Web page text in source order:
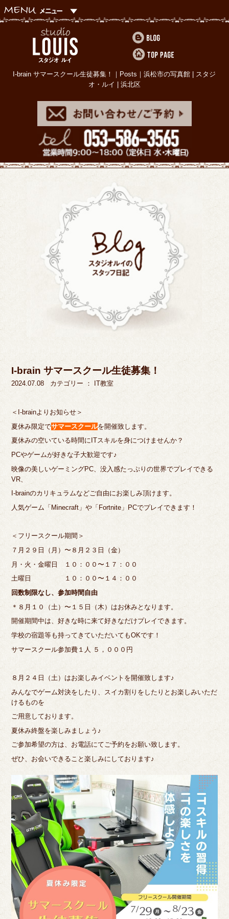
I-brain サマースクール生徒募集！｜Posts｜浜松市の写真館 | スタジ
オ・ルイ | 浜北区
I-brain サマースクール生徒募集！
2024.07.08 カテゴリー ： IT教室
＜I-brainよりお知らせ＞
夏休み限定でサマースクールを開催致します。
夏休みの空いている時間にITスキルを身につけませんか？
PCやゲームが好きな子大歓迎です♪
映像の美しいゲーミングPC、没入感たっぷりの世界でプレイできる
VR、
I-brainのカリキュラムなどご自由にお楽しみ頂けます。
人気ゲーム「Minecraft」や「Fortnite」PCでプレイできます！
＜フリースクール期間＞
７月２９日（月）〜８月２３日（金）
月・火・金曜日 １０：００〜１７：００
土曜日 １０：００〜１４：００
回数制限なし、参加時間自由
＊８月１０（土）〜１５日（木）はお休みとなります。
開催期間中は、好きな時に来て好きなだけプレイできます。
学校の宿題等も持ってきていただいてもOKです！
サマースクール参加費１人 ５，０００円
８月２４日（土）はお楽しみイベントを開催致します♪
みんなでゲーム対決をしたり、スイカ割りをしたりとお楽しみいただ
けるものを
ご用意しております。
夏休み終盤を楽しみましょう♪
ご参加希望の方は、お電話にてご予約をお願い致します。
ぜひ、お会いできること楽しみにしております♪